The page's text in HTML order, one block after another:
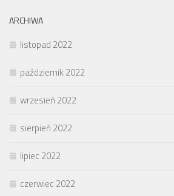
ARCHIWA
listopad 2022
październik 2022
wrzesień 2022
sierpień 2022
lipiec 2022
czerwiec 2022